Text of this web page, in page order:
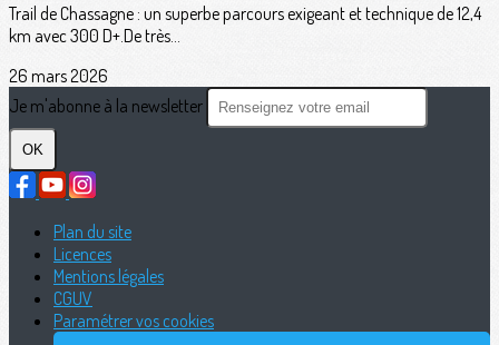
Trail de Chassagne : un superbe parcours exigeant et technique de 12,4
km avec 300 D+.De très...
26 mars 2026
Je m'abonne à la newsletter
OK
Plan du site
Licences
Mentions légales
CGUV
Paramétrer vos cookies